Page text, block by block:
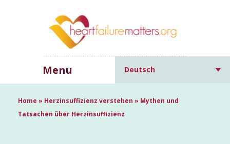
Menu Deutsch
Home » Herzinsuffizienz verstehen » Mythen und
Tatsachen über Herzinsuffizienz